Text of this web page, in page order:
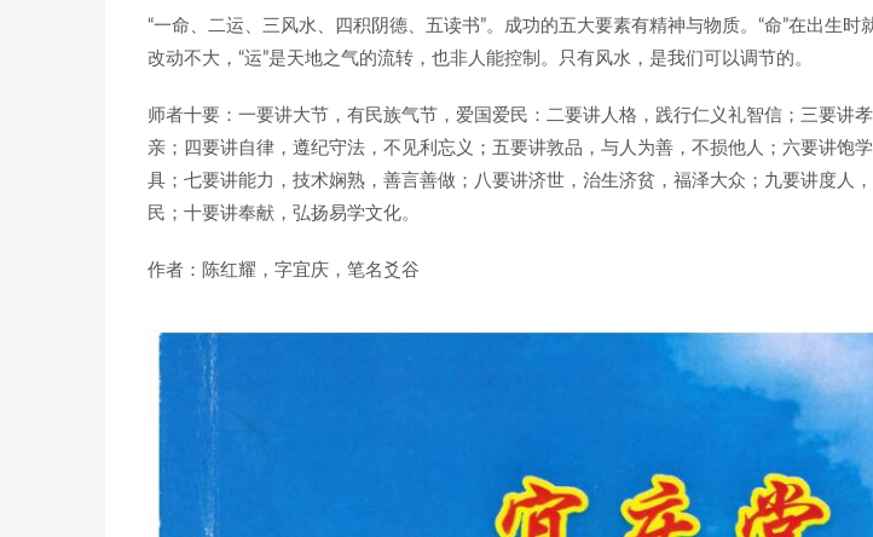
“一命、二运、三风水、四积阴德、五读书”。成功的五大要素有精神与物质。“命”在出生时
改动不大，“运”是天地之气的流转，也非人能控制。只有风水，是我们可以调节的。
师者十要：一要讲大节，有民族气节，爱国爱民：二要讲人格，践行仁义礼智信；三要讲
亲；四要讲自律，遵纪守法，不见利忘义；五要讲敦品，与人为善，不损他人；六要讲饱
具；七要讲能力，技术娴熟，善言善做；八要讲济世，治生济贫，福泽大众；九要讲度人
民；十要讲奉献，弘扬易学文化。
作者：陈红耀，字宜庆，笔名爻谷